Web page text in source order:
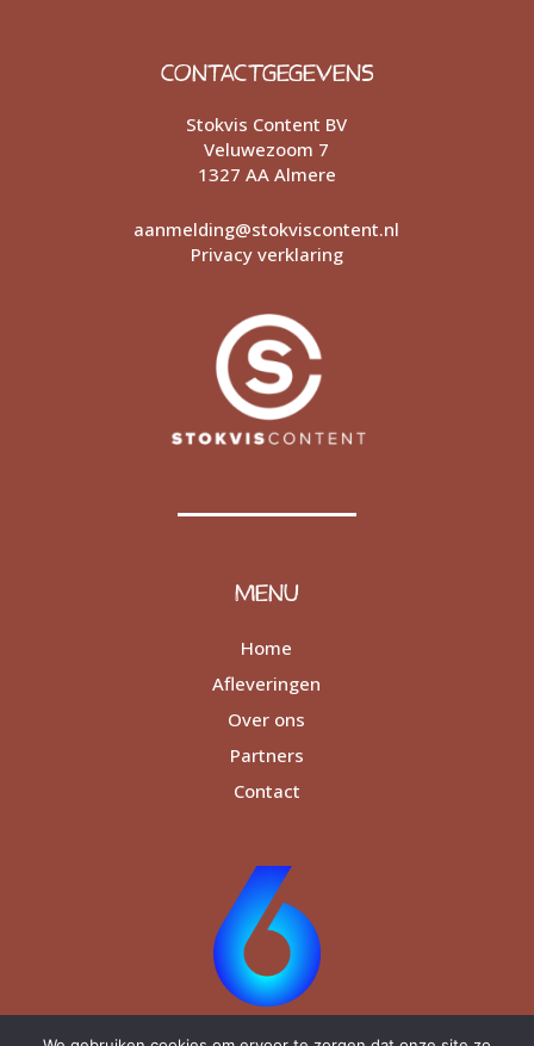
CONTACTGEGEVENS
Stokvis Content BV
Veluwezoom 7
1327 AA Almere
aanmelding@stokviscontent.nl
Privacy verklaring
MENU
Home
Afleveringen
Over ons
Partners
Contact